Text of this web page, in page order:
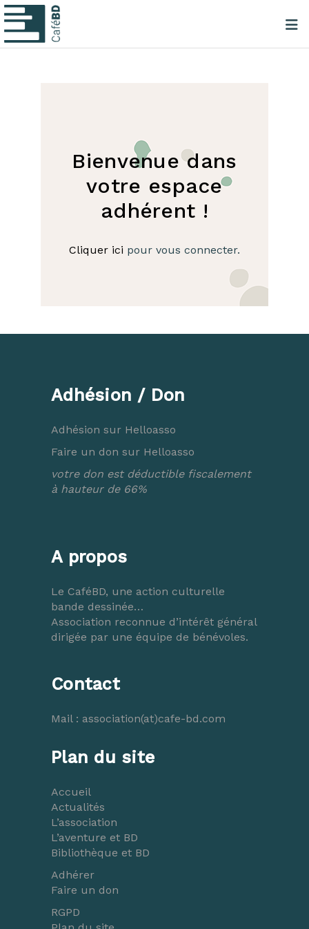
Bienvenue dans
votre espace
adhérent !
Cliquer ici pour vous connecter.
Adhésion / Don
Adhésion sur Helloasso
Faire un don sur Helloasso
votre don est déductible fiscalement
à hauteur de 66%
A propos
Le CaféBD, une action culturelle
bande dessinée…
Association reconnue d’intérêt général
dirigée par une équipe de bénévoles.
Contact
Mail : association(at)cafe-bd.com
Plan du site
Accueil
Actualités
L’association
L’aventure et BD
Bibliothèque et BD
Adhérer
Faire un don
RGPD